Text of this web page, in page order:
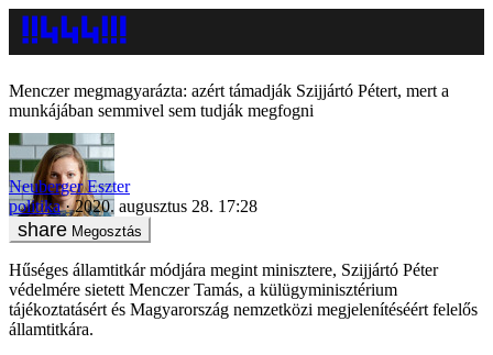
Menczer megmagyarázta: azért támadják Szijjártó Pétert, mert a
munkájában semmivel sem tudják megfogni
Neuberger Eszter
politika
2020. augusztus 28. 17:28
Megosztás
Hűséges államtitkár módjára megint minisztere, Szijjártó Péter
védelmére sietett Menczer Tamás, a külügyminisztérium
tájékoztatásért és Magyarország nemzetközi megjelenítéséért felelős
államtitkára.